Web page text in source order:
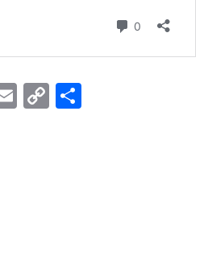
Email
Copy